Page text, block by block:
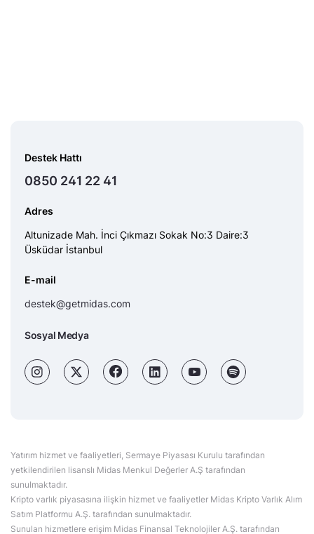
Destek Hattı
0850 241 22 41
Adres
Altunizade Mah. İnci Çıkmazı Sokak No:3 Daire:3
Üsküdar İstanbul
E-mail
destek@getmidas.com
Sosyal Medya
Yatırım hizmet ve faaliyetleri, Sermaye Piyasası Kurulu tarafından
yetkilendirilen lisanslı Midas Menkul Değerler A.Ş tarafından
sunulmaktadır.
Kripto varlık piyasasına ilişkin hizmet ve faaliyetler Midas Kripto Varlık Alım
Satım Platformu A.Ş. tarafından sunulmaktadır.
Sunulan hizmetlere erişim Midas Finansal Teknolojiler A.Ş. tarafından